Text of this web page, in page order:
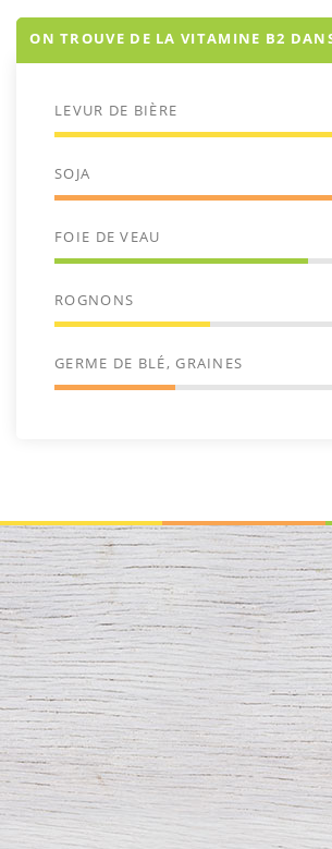
ON TROUVE DE LA VITAMINE B2
LEVUR DE BIÈRE
SOJA
FOIE DE VEAU
ROGNONS
GERME DE BLÉ, GRAINES